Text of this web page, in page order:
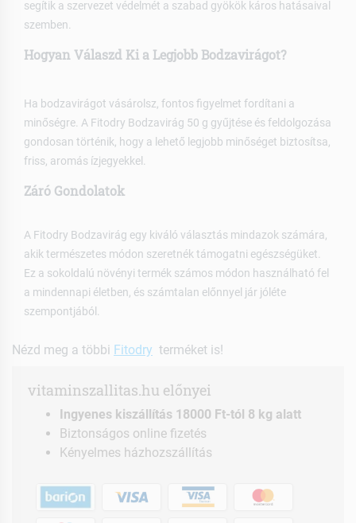
segítik a szervezet védelmét a szabad gyökök káros hatásaival
szemben.
Hogyan Válaszd Ki a Legjobb Bodzavirágot?
Ha bodzavirágot vásárolsz, fontos figyelmet fordítani a
minőségre. A Fitodry Bodzavirág 50 g gyűjtése és feldolgozása
gondosan történik, hogy a lehető legjobb minőséget biztosítsa,
friss, aromás ízjegyekkel.
Záró Gondolatok
A Fitodry Bodzavirág egy kiváló választás mindazok számára,
akik természetes módon szeretnék támogatni egészségüket.
Ez a sokoldalú növényi termék számos módon használható fel
a mindennapi életben, és számtalan előnnyel jár jóléte
szempontjából.
Nézd meg a többi Fitodry terméket is!
vitaminszallitas.hu előnyei
Ingyenes kiszállítás 18000 Ft-tól 8 kg alatt
Biztonságos online fizetés
Kényelmes házhozszállítás